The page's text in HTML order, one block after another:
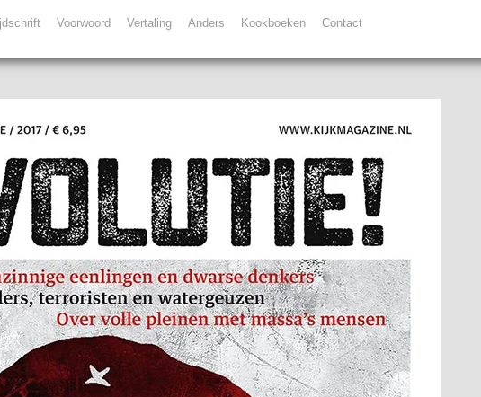
Voorwoord Vertaling Anders Kookboeken Contact